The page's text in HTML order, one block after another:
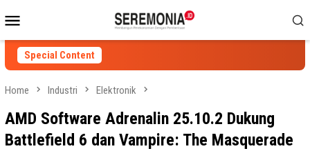
to
contentMenu
Special Content
Home Industri Elektronik
AMD Software Adrenalin 25.10.2 Dukung
Battlefield 6 dan Vampire: The Masquerade